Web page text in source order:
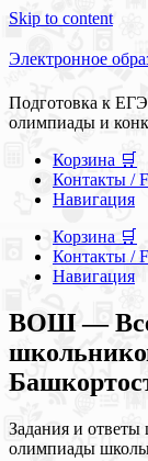
Skip to content
Электронное
Подготовка к
олимпиады и
Корзина 🛒
Контакты /
Навигация
Корзина 🛒
Контакты /
Навигация
ВОШ —
Задания и ответы
олимпиады